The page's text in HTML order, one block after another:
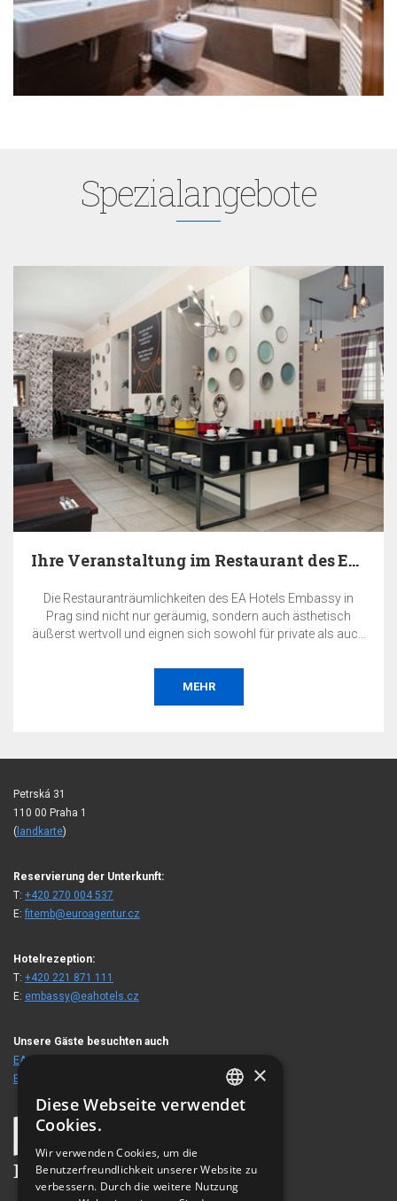
Spezialangebote
Ihre Veranstaltung im Restaurant des EA Hotels…
Die Restauranträumlichkeiten des EA Hotels Embassy in
Prag sind nicht nur geräumig, sondern auch ästhetisch
äußerst wertvoll und eignen sich sowohl für private als auch
MEHR
Petrská 31
110 00 Praha 1
( landkarte)
Reservierung der Unterkunft:
T: +420 270 004 537
E:fitemb@euroagentur.cz
Hotelrezeption:
T: +420 221 871 111
E: embassy@eahotels.cz
Unsere Gäste besuchten auch
EA Hotel Royal Esprit
EA Hotel Julis
CZECH
GERMAN
×
Diese Webseite verwendet
Cookies.
Wir verwenden Cookies, um die
Benutzerfreundlichkeit unserer Website zu
verbessern. Durch die weitere Nutzung